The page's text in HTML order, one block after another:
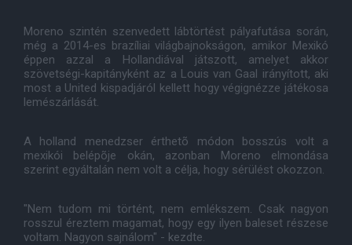
Moreno szintén szenvedett lábtörtést pályafutása során,
még a 2014-es brazíliai világbajnokságon, amikor Mexikó
éppen azzal a Hollandiával játszott, amelyet akkor
szövetségi-kapitányként az a Louis van Gaal irányított, aki
most a United kispadjáról kellett hogy végignézze játékosa
lemészárlását.
A holland menedzser érthetõ módon bosszús volt a
mexikói belépõje okán, azonban Moreno elmondása
szerint egyáltalán nem volt a célja, hogy sérülést okozzon.
"Nem tudom mi történt, nem emlékszem. Csak nagyon
rosszul éreztem magamat, hogy egy ilyen baleset részese
voltam. Nagyon sajnálom" - kezdte.